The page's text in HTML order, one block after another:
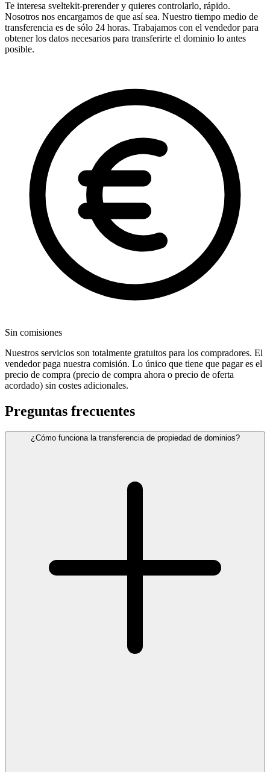
Te interesa sveltekit-prerender y quieres controlarlo, rápido.
Nosotros nos encargamos de que así sea. Nuestro tiempo medio de
transferencia es de sólo 24 horas. Trabajamos con el vendedor para
obtener los datos necesarios para transferirte el dominio lo antes
posible.
Sin comisiones
Nuestros servicios son totalmente gratuitos para los compradores. El
vendedor paga nuestra comisión. Lo único que tiene que pagar es el
precio de compra (precio de compra ahora o precio de oferta
acordado) sin costes adicionales.
Preguntas frecuentes
¿Cómo funciona la transferencia de propiedad de dominios?